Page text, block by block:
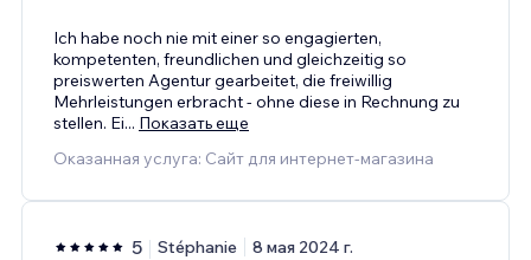
Ich habe noch nie mit einer so engagierten,
kompetenten, freundlichen und gleichzeitig so
preiswerten Agentur gearbeitet, die freiwillig
Mehrleistungen erbracht - ohne diese in Rechnung zu
stellen. Ei... Показать еще
Оказанная услуга: Сайт для интернет-магазина
5 Stéphanie 8 мая 2024 г.